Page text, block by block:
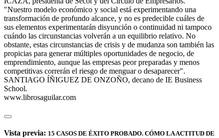
"Nuestro modelo económico y social está experimentando una
transformación de profundo alcance, y no es predecible cuáles de
sus elementos experimentarán disyunción o continuidad ni tampoco
cuándo las circunstancias volverán a un equilibrio relativo. No
obstante, estas circunstancias de crisis y de mudanza son también las
propicias para generar múltiples oportunidades de negocio, de
emprendimiento, aunque las empresas peor preparadas y menos
competitivas correrán el riesgo de menguar o desaparecer".
SANTIAGO ÍÑIGUEZ DE ONZOÑO, decano de IE Business
School.
www.librosaguilar.com
Vista previa: 15 CASOS DE ÉXITO PROBADO. CÓMO LA ACTITUD DE